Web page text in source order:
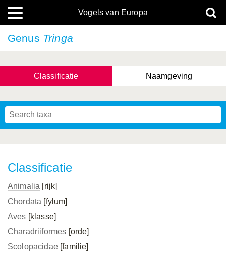
Vogels van Europa
Genus Tringa
Classificatie Naamgeving
Classificatie
Animalia [rijk]
Chordata [fylum]
Aves [klasse]
Charadriiformes [orde]
Scolopacidae[familie]